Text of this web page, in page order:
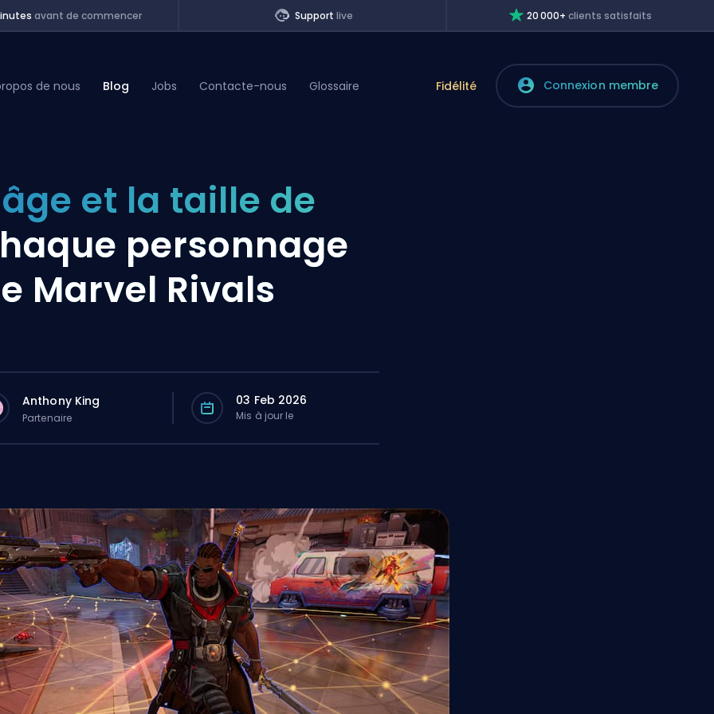
avant de commencer Support live 20 000+clients satisfaits
de nous Blog Jobs Contacte-nous Glossaire Fidélité Connexion membre
et la taille de
personnage
Marvel Rivals
Anthony King
Partenaire
03 Feb 2026
Mis à jour le